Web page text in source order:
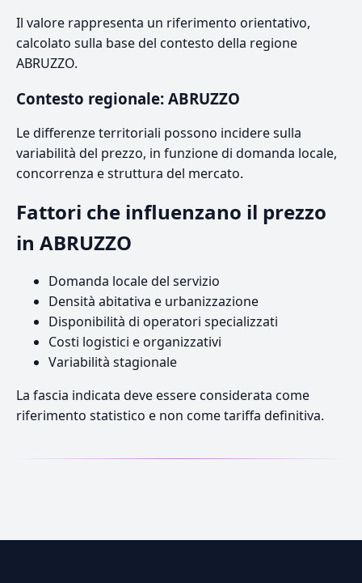
Il valore rappresenta un riferimento orientativo,
calcolato sulla base del contesto della regione
ABRUZZO.
Contesto regionale: ABRUZZO
Le differenze territoriali possono incidere sulla
variabilità del prezzo, in funzione di domanda locale,
concorrenza e struttura del mercato.
Fattori che influenzano il prezzo
in ABRUZZO
Domanda locale del servizio
Densità abitativa e urbanizzazione
Disponibilità di operatori specializzati
Costi logistici e organizzativi
Variabilità stagionale
La fascia indicata deve essere considerata come
riferimento statistico e non come tariffa definitiva.